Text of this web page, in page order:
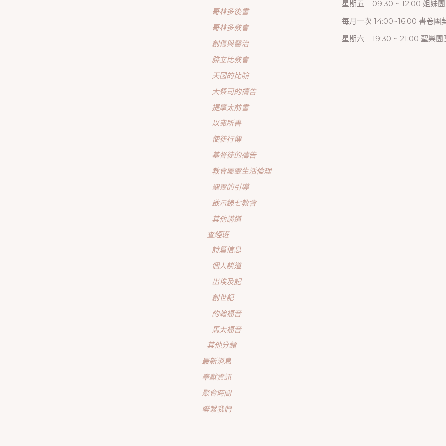
哥林多後書
哥林多教會
創傷與醫治
腓立比教會
天國的比喻
大祭司的禱告
提摩太前書
以弗所書
使徒行傳
基督徒的禱告
教會屬靈生活倫理
聖靈的引導
啟示錄七教會
其他講道
查經班
詩篇信息
個人談道
出埃及記
創世記
約翰福音
馬太福音
其他分類
最新消息
奉獻資訊
聚會時間
聯繫我們
星期五 – 09:30 ~ 12:00 姐妹
每月一次 14:00~16:00 書卷團
星期六 – 19:30 ~ 21:00 聖樂團